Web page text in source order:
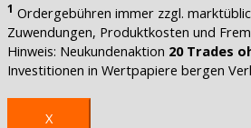
1 Ordergebühren immer zzgl.
Zuwendungen, Produktkosten und
Hinweis: Neukundenaktion 20 Trades
Investitionen in Wertpapiere bergen
X